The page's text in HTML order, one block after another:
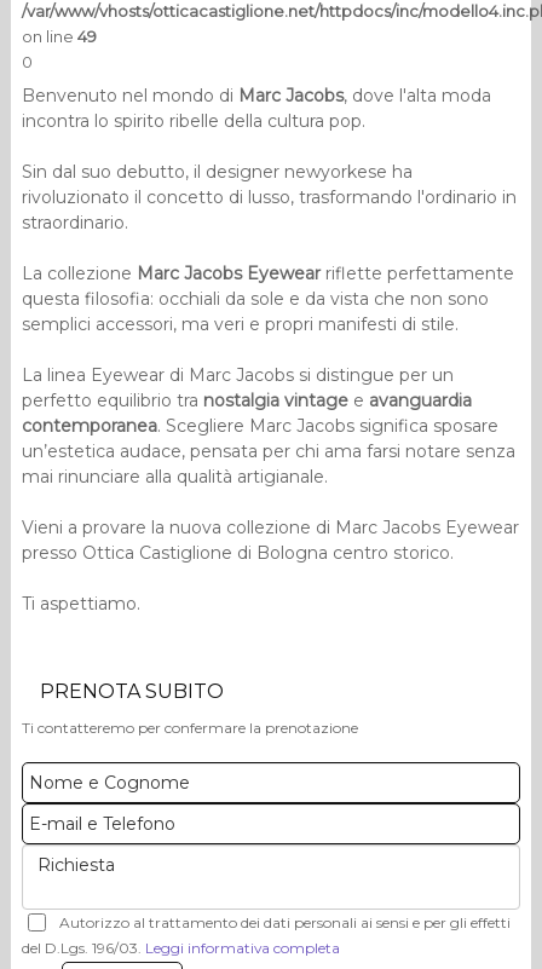
/var/www/vhosts/otticacastiglione.net/httpdocs/inc/
on line 49
0
Benvenuto nel mondo di Marc Jacobs, dove l'alta moda
incontra lo spirito ribelle della cultura pop.
Sin dal suo debutto, il designer newyorkese ha
rivoluzionato il concetto di lusso, trasformando l'ordinario in
straordinario.
La collezione Marc Jacobs Eyewearriflette perfettamente
questa filosofia: occhiali da sole e da vista che non sono
semplici accessori, ma veri e propri manifesti di stile.
La linea Eyewear di Marc Jacobs si distingue per un
perfetto equilibrio tra nostalgia vintagee avanguardia
contemporanea. Scegliere Marc Jacobs significa sposare
un’estetica audace, pensata per chi ama farsi notare senza
mai rinunciare alla qualità artigianale.
Vieni a provare la nuova collezione di Marc Jacobs Eyewear
presso Ottica Castiglione di Bologna centro storico.
Ti aspettiamo.
PRENOTA SUBITO
Ti contatteremo per confermare la prenotazione
Autorizzo al trattamento dei dati personali ai sensi e per gli effetti
del D.Lgs. 196/03. Leggi informativa completa